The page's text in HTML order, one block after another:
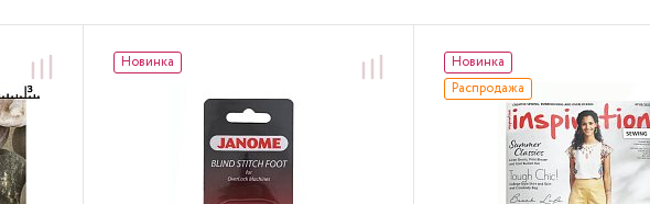
Новинка
Новинка
Распродажа